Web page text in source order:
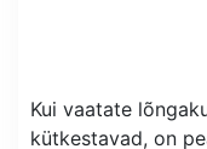
Kui vaatate
kütkestavad, on